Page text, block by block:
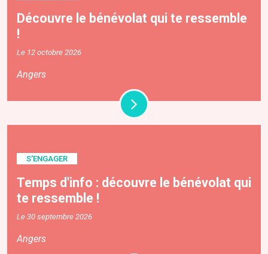
Découvre le bénévolat qui te ressemble
!
Le 12 octobre 2026
Angers
S'ENGAGER
Temps d'info : découvre le bénévolat qui
te ressemble !
Le 30 septembre 2026
Angers